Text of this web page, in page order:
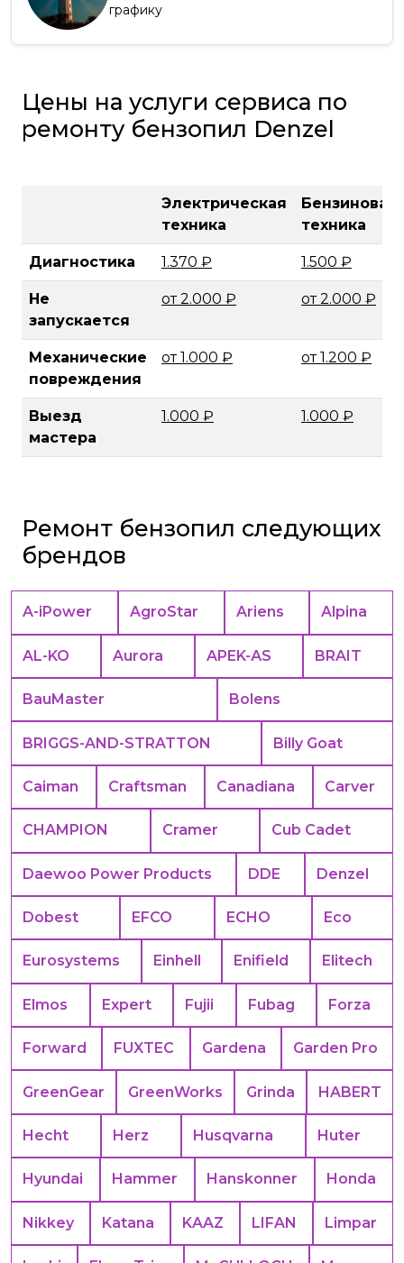
графику
Цены на услуги сервиса по
ремонту бензопил Denzel
Электрическая
техника
Бензиновая
техника
Диагностика 1.370 ₽ 1.500 ₽
Не
запускается
от 2.000 ₽ от 2.000 ₽
Механические
повреждения
от 1.000 ₽ от 1.200 ₽
Выезд
мастера
1.000 ₽ 1.000 ₽
Ремонт бензопил следующих
брендов
A-iPower AgroStar Ariens Alpina
AL-KO Aurora APEK-АS BRAIT
BauMaster Bolens
BRIGGS-AND-STRATTON Billy Goat
Caiman Craftsman Canadiana Carver
CHAMPION Cramer Cub Cadet
Daewoo Power Products DDE Denzel
Dobest EFCO ECHO Eco
Eurosystems Einhell Enifield Elitech
Elmos Expert Fujii Fubag Forza
Forward FUXTEC Gardena Garden Pro
GreenGear GreenWorks Grinda HABERT
Hecht Herz Husqvarna Huter
Hyundai Hammer Hanskonner Honda
Nikkey Katana KAAZ LIFAN Limpar